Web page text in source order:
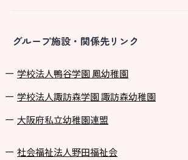
グループ施設・関係先リンク
学校法⼈鴨⾕学園 鳳幼稚園
学校法⼈諏訪森学園 諏訪森幼稚園
⼤阪府私⽴幼稚園連盟
社会福祉法人野田福祉会